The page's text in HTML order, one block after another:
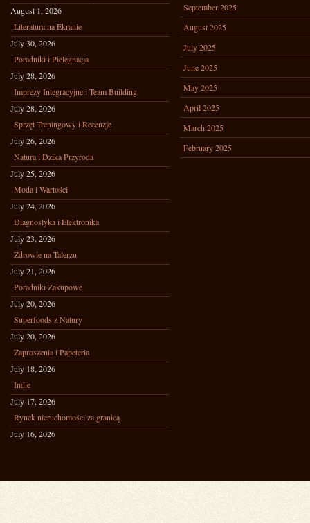
August 1, 2026
Literatura na Ekranie
July 30, 2026
Poradniki i Pielęgnacja
July 28, 2026
Imprezy Integracyjne i Team Building
July 28, 2026
Sprzęt Treningowy i Recenzje
July 26, 2026
Natura i Dzika Przyroda
July 25, 2026
Moda i Wartości
July 24, 2026
Diagnostyka i Elektronika
July 23, 2026
Zdrowie na Talerzu
July 21, 2026
Poradniki Zakupowe
July 20, 2026
Superfoods z Natury
July 20, 2026
Zaproszenia i Papeteria
July 18, 2026
Indie
July 17, 2026
Rynek nieruchomości za granicą
July 16, 2026
September 2025
August 2025
July 2025
June 2025
May 2025
April 2025
March 2025
February 2025